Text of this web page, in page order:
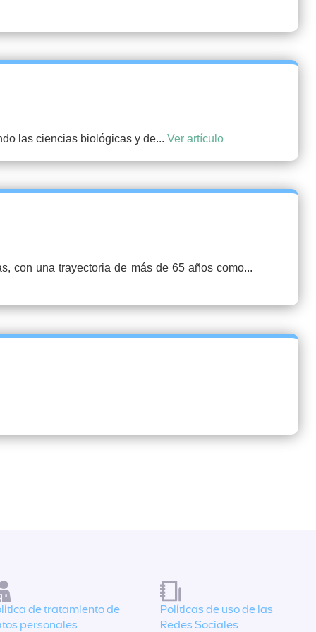
las ciencias biológicas y de... Ver artículo
con una trayectoria de más de 65 años como...
de tratamiento de
personales
Políticas de uso de las
Redes Sociales